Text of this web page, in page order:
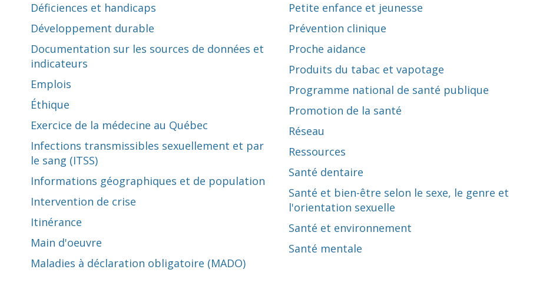
Déficiences et handicaps
Développement durable
Documentation sur les sources de données et
indicateurs
Emplois
Éthique
Exercice de la médecine au Québec
Infections transmissibles sexuellement et par
le sang (ITSS)
Informations géographiques et de population
Intervention de crise
Itinérance
Main d'oeuvre
Maladies à déclaration obligatoire (MADO)
Petite enfance et jeunesse
Prévention clinique
Proche aidance
Produits du tabac et vapotage
Programme national de santé publique
Promotion de la santé
Réseau
Ressources
Santé dentaire
Santé et bien-être selon le sexe, le genre et
l'orientation sexuelle
Santé et environnement
Santé mentale